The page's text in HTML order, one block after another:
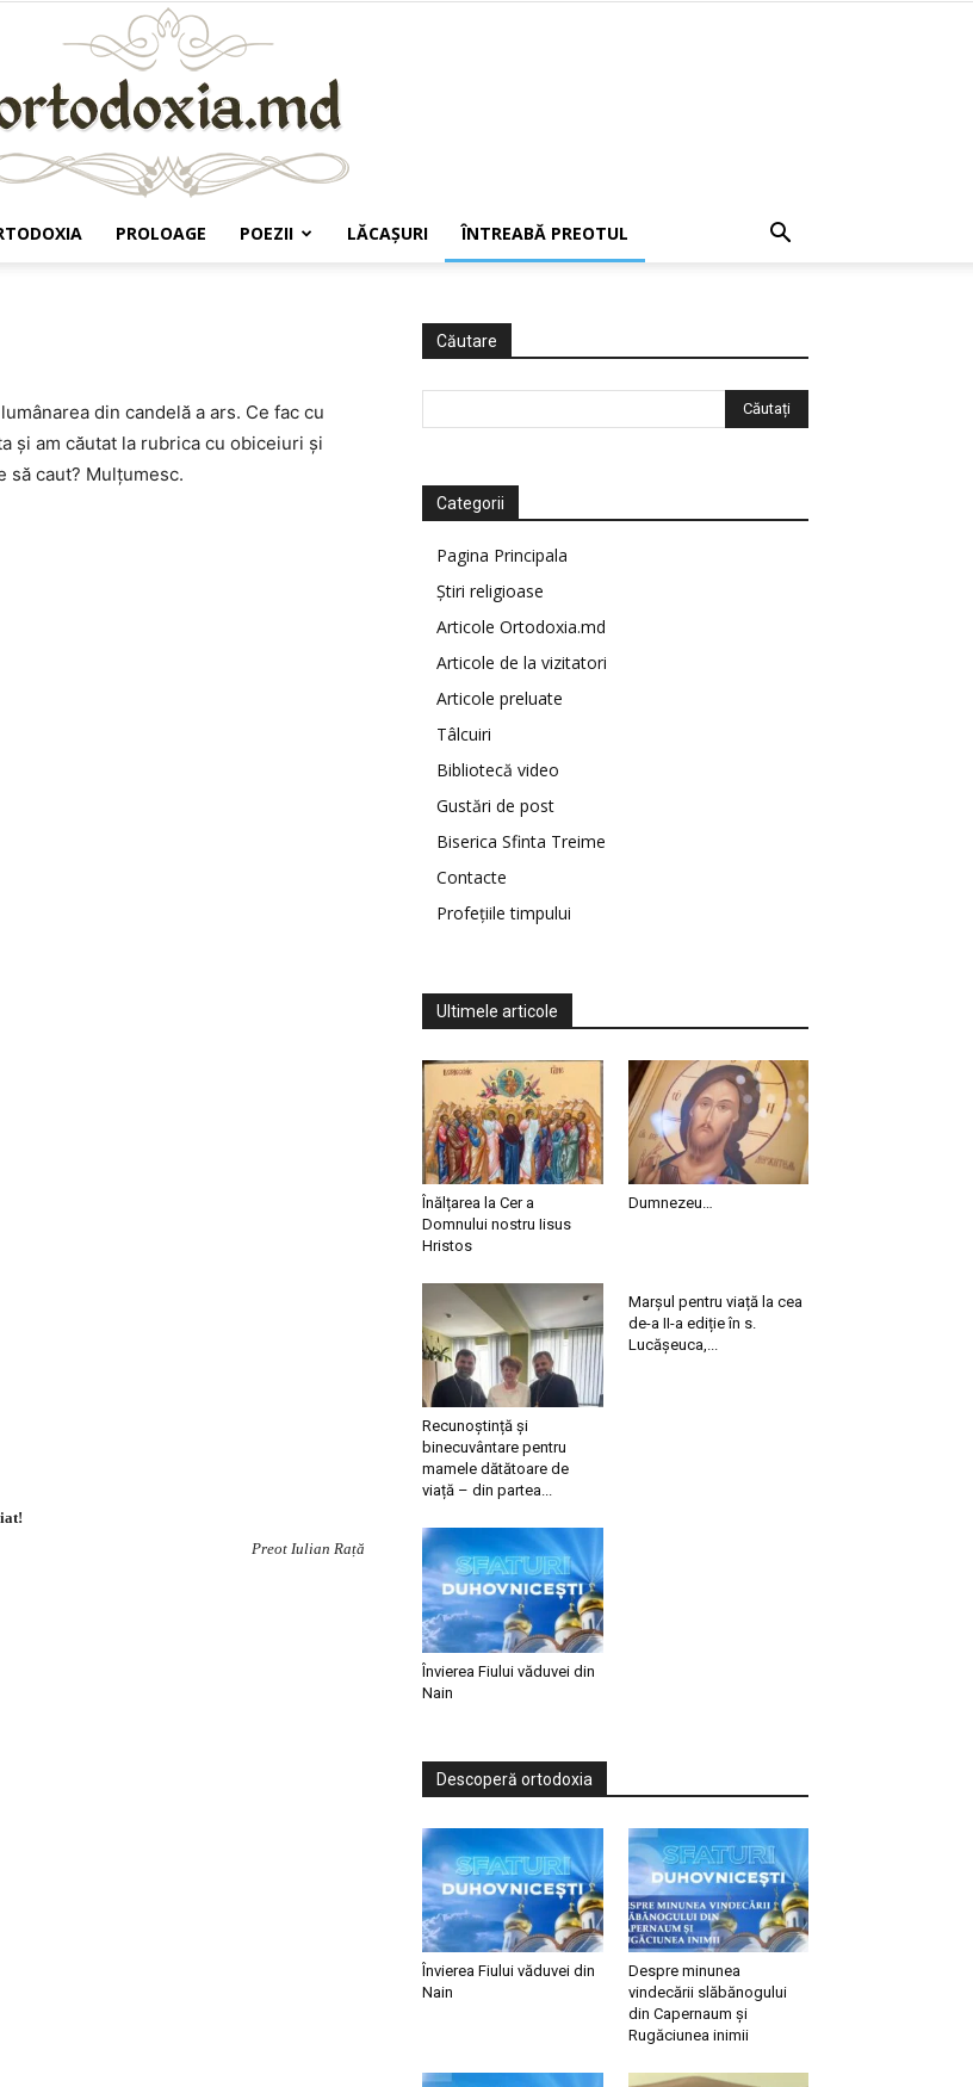
PROLOAGE POEZII LĂCAŞURI ÎNTREABĂ PREOTUL
din candelă a ars. Ce fac cu
şi am căutat la rubrica cu obiceiuri şi
să caut? Mulţumesc.
Preot Iulian Rață
Căutare
Categorii
Pagina Principala
Știri religioase
Articole Ortodoxia.md
Articole de la vizitatori
Articole preluate
Tâlcuiri
Bibliotecă video
Gustări de post
Biserica Sfinta Treime
Contacte
Profețiile timpului
Ultimele articole
Înălțarea la Cer a
Domnului nostru Iisus
Hristos
Dumnezeu…
Recunoștință și
binecuvântare pentru
mamele dătătoare de
viață – din partea...
Marșul pentru viață la cea
de-a II-a ediție în s.
Lucășeuca,...
Învierea Fiului văduvei din
Nain
Descoperă ortodoxia
Învierea Fiului văduvei din
Nain
Despre minunea
vindecării slăbănogului
din Capernaum și
Rugăciunea inimii